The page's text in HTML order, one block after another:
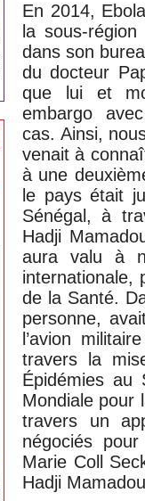
En 2014,
la sous-
dans son
du docteur
que lui et
embargo
cas. Ainsi,
venait à
à une
le pays était
Sénégal, à
Hadji
aura valu à
internationale,
de la Santé.
personne,
l’avion
travers la
Épidémies au
Mondiale pour
travers un
négociés
Marie Coll
Hadji